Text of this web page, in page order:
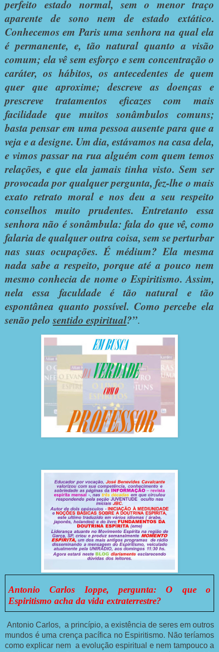
perfeito estado normal, sem o menor traço
aparente de sono nem de estado extático.
Conhecemos em Paris uma senhora na qual ela
é permanente, e, tão natural quanto a visão
comum; ela vê sem esforço e sem concentração o
caráter, os hábitos, os antecedentes de quem
quer que aproxime; descreve as doenças e
prescreve tratamentos eficazes com mais
facilidade que muitos sonâmbulos comuns;
basta pensar em uma pessoa ausente para que a
veja e a designe. Um dia, estávamos na casa dela,
e vimos passar na rua alguém com quem temos
relações, e que ela jamais tinha visto. Sem ser
provocada por qualquer pergunta, fez-lhe o mais
exato retrato moral e nos deu a seu respeito
conselhos muito prudentes. Entretanto essa
senhora não é sonâmbula: fala do que vê, como
falaria de qualquer outra coisa, sem se perturbar
nas suas ocupações. É médium? Ela mesma
nada sabe a respeito, porque até a pouco nem
mesmo conhecia de nome o Espiritismo. Assim,
nela essa faculdade é tão natural e tão
espontânea quanto possível. Como percebe ela
senão pelosentido espiritual?”.
Antonio Carlos Ioppe, pergunta: O que o
Espiritismo acha da vida extraterrestre?
Antonio Carlos, a princípio, a existência de seres em outros
mundos é uma crença pacífica no Espiritismo. Não teríamos
como explicar nem a evolução espiritual e nem tampouco a